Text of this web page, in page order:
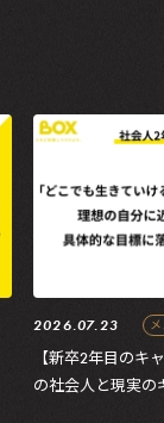
2026.07.23
【新卒2年目のキ
の社会人と現実の